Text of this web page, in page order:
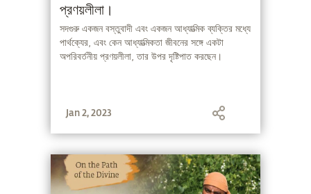
প্রণয়লীলা।
সদগুরু একজন বস্তুবাদী এবং একজন আধ্যাত্মিক ব্যক্তির মধ্যে
পার্থক্যের, এবং কেন আধ্যাত্মিকতা জীবনের সঙ্গে একটা
অপরিবর্তনীয় প্রণয়লীলা, তার উপর দৃষ্টিপাত করছেন।
Jan 2, 2023